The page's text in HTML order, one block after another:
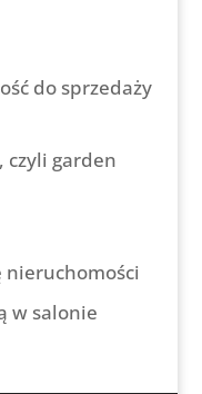
do sprzedaży
czyli garden
w salonie